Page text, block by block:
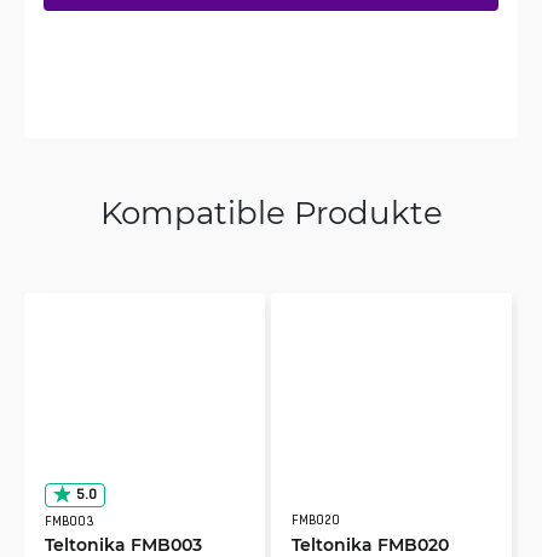
Kompatible Produkte
5.0
FMB003
Teltonika FMB003
FMB020
Teltonika FMB020